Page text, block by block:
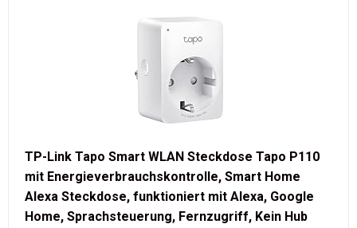
TP-Link Tapo Smart WLAN Steckdose Tapo P110
mit Energieverbrauchskontrolle, Smart Home
Alexa Steckdose, funktioniert mit Alexa, Google
Home, Sprachsteuerung, Fernzugriff, Kein Hub